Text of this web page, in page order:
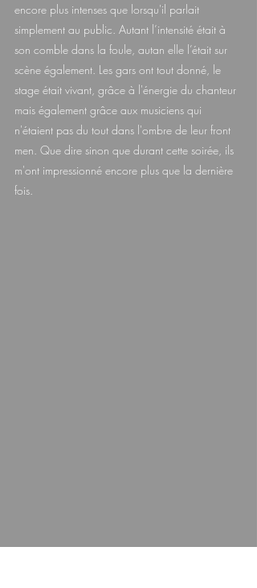
encore plus intenses que lorsqu'il parlait
simplement au public. Autant l’intensité était à
son comble dans la foule, autan elle l’était sur
scène également. Les gars ont tout donné, le
stage était vivant, grâce à l'énergie du chanteur
mais également grâce aux musiciens qui
n'étaient pas du tout dans l'ombre de leur front
men. Que dire sinon que durant cette soirée, ils
m'ont impressionné encore plus que la dernière
fois.